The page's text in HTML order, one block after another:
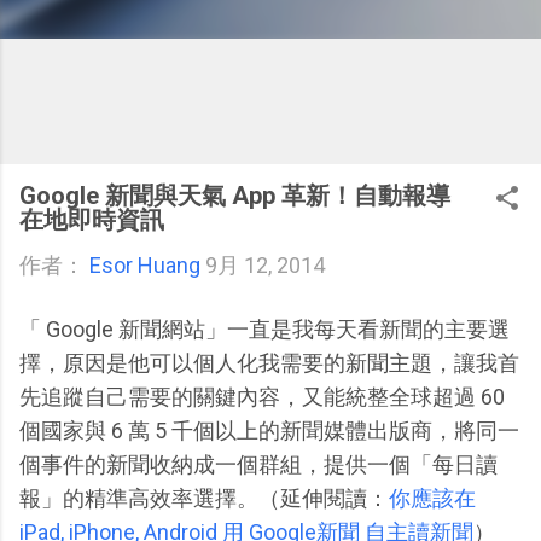
Google 新聞與天氣 App 革新！自動報導
在地即時資訊
作者： Esor Huang 9月 12, 2014
「 Google 新聞網站」一直是我每天看新聞的主要選
擇，原因是他可以個人化我需要的新聞主題，讓我首
先追蹤自己需要的關鍵內容，又能統整全球超過 60
個國家與 6 萬 5 千個以上的新聞媒體出版商，將同一
個事件的新聞收納成一個群組，提供一個「每日讀
報」的精準高效率選擇。（延伸閱讀： 你應該在
iPad, iPhone, Android 用 Google新聞 自主讀新聞 ）